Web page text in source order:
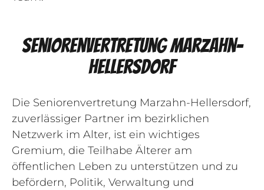
Seniorenvertretung Marzahn-
Hellersdorf
Die Seniorenvertretung Marzahn-Hellersdorf,
zuverlässiger Partner im bezirklichen
Netzwerk im Alter, ist ein wichtiges
Gremium, die Teilhabe Älterer am
öffentlichen Leben zu unterstützen und zu
befördern, Politik, Verwaltung und